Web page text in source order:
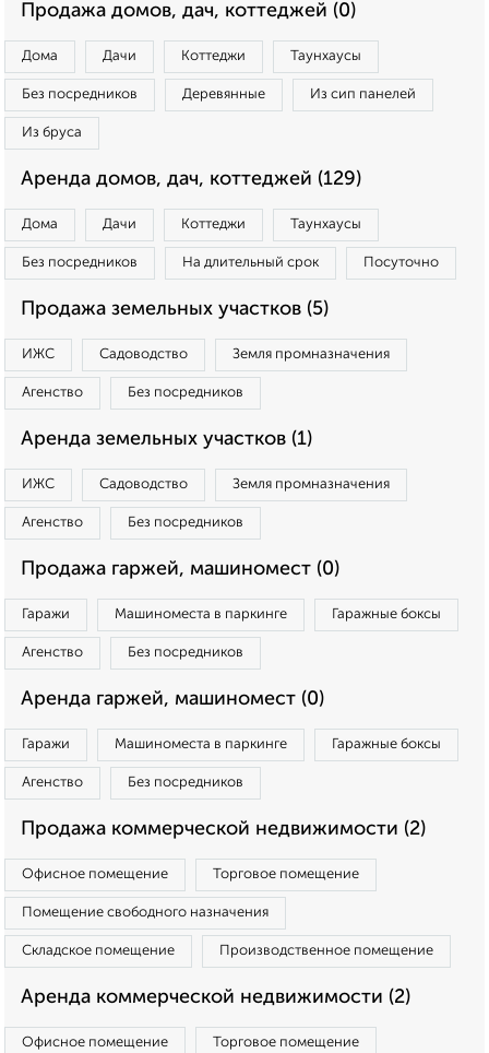
Продажа домов, дач, коттеджей (0)
Дома Дачи Коттеджи Таунхаусы
Без посредников Деревянные Из сип панелей
Из бруса
Аренда домов, дач, коттеджей (129)
Дома Дачи Коттеджи Таунхаусы
Без посредников На длительный срок Посуточно
Продажа земельных участков (5)
ИЖС Садоводство Земля промназначения
Агенство Без посредников
Аренда земельных участков (1)
ИЖС Садоводство Земля промназначения
Агенство Без посредников
Продажа гаржей, машиномест (0)
Гаражи Машиноместа в паркинге Гаражные боксы
Агенство Без посредников
Аренда гаржей, машиномест (0)
Гаражи Машиноместа в паркинге Гаражные боксы
Агенство Без посредников
Продажа коммерческой недвижимости (2)
Офисное помещение Торговое помещение
Помещение свободного назначения
Складское помещение Производственное помещение
Аренда коммерческой недвижимости (2)
Офисное помещение Торговое помещение